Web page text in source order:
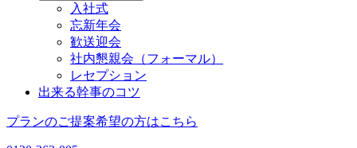
入社式
忘新年会
歓送迎会
社内懇親会（フォーマル）
レセプション
出来る幹事のコツ
プランのご提案希望の方はこちら